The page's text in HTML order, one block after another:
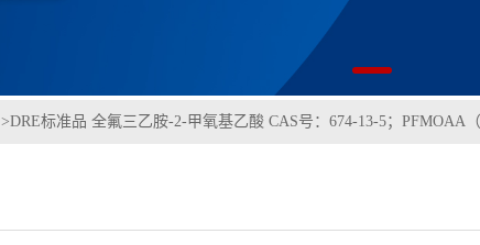
>DRE标准品 全氟三乙胺-2-甲氧基乙酸 CAS号：674-13-5；PFMOAA